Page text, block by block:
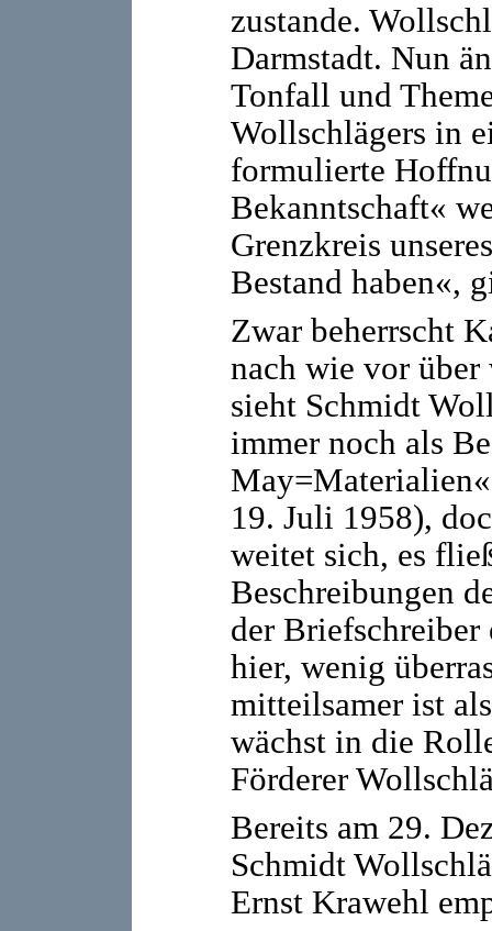
zustande.
Darmstadt. Nun
Tonfall und
Wollschlägers in
formulierte
Bekanntschaft«
Grenzkreis
Bestand haben«,
Zwar beherrscht
nach wie vor über
sieht Schmidt
immer noch als
19. Juli 1958),
weitet sich, es
Beschreibungen
der
hier, wenig
mitteilsamer ist
wächst in die
Förderer
Bereits am 29.
Schmidt
Ernst Krawehl